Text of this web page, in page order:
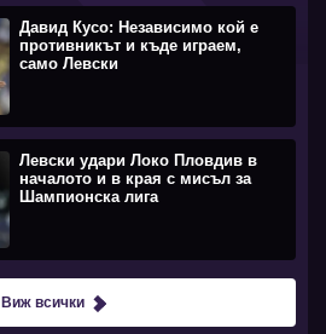
Давид Кусо: Независимо кой е
противникът и къде играем,
само Левски
Левски удари Локо Пловдив в
началото и в края с мисъл за
Шампионска лига
Виж всички